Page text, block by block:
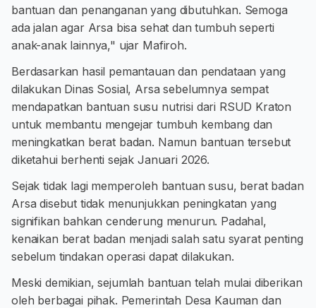
bantuan dan penanganan yang dibutuhkan. Semoga
ada jalan agar Arsa bisa sehat dan tumbuh seperti
anak-anak lainnya," ujar Mafiroh.
Berdasarkan hasil pemantauan dan pendataan yang
dilakukan Dinas Sosial, Arsa sebelumnya sempat
mendapatkan bantuan susu nutrisi dari RSUD Kraton
untuk membantu mengejar tumbuh kembang dan
meningkatkan berat badan. Namun bantuan tersebut
diketahui berhenti sejak Januari 2026.
Sejak tidak lagi memperoleh bantuan susu, berat badan
Arsa disebut tidak menunjukkan peningkatan yang
signifikan bahkan cenderung menurun. Padahal,
kenaikan berat badan menjadi salah satu syarat penting
sebelum tindakan operasi dapat dilakukan.
Meski demikian, sejumlah bantuan telah mulai diberikan
oleh berbagai pihak. Pemerintah Desa Kauman dan